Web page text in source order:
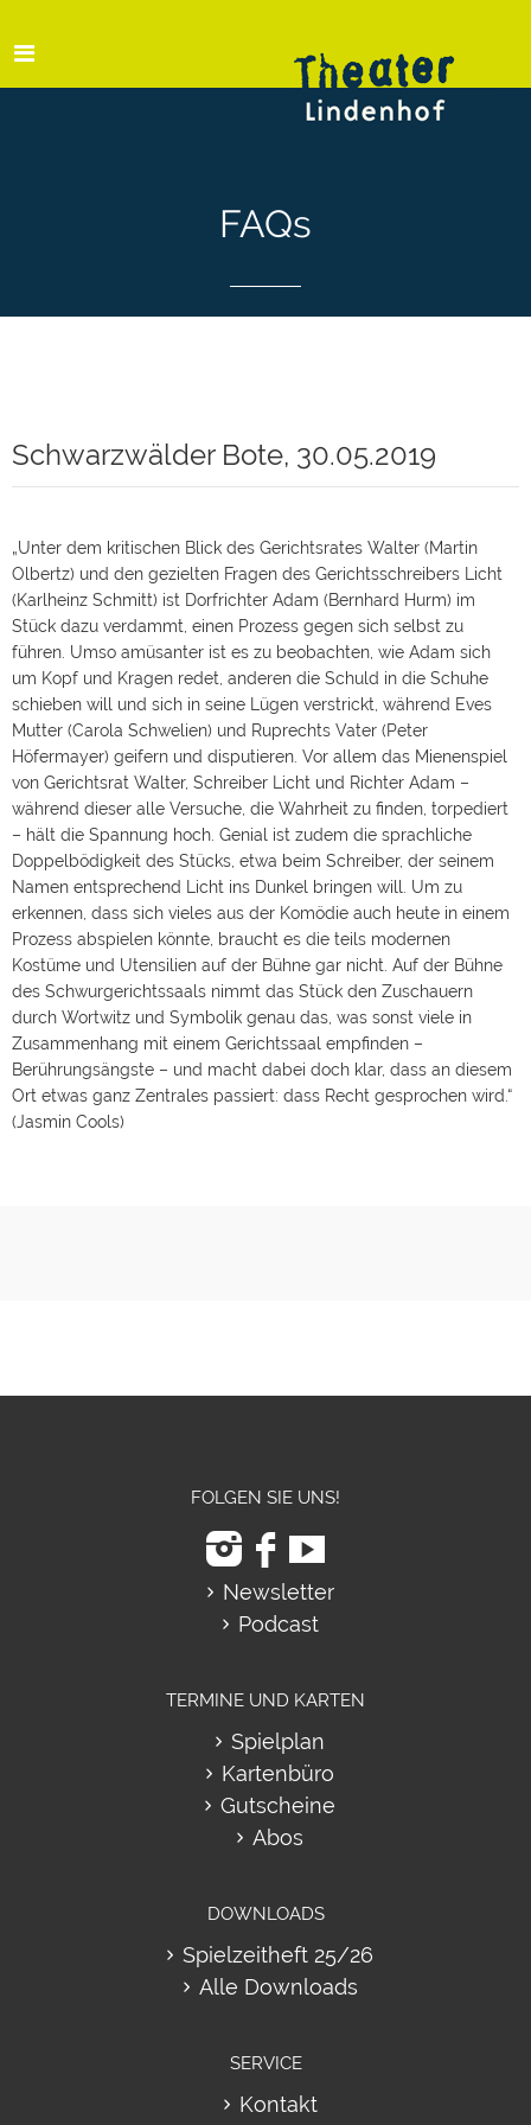
FAQs
Schwarzwälder Bote, 30.05.2019
„Unter dem kritischen Blick des Gerichtsrates Walter (Martin
Olbertz) und den gezielten Fragen des Gerichtsschreibers Licht
(Karlheinz Schmitt) ist Dorfrichter Adam (Bernhard Hurm) im
Stück dazu verdammt, einen Prozess gegen sich selbst zu
führen. Umso amüsanter ist es zu beobachten, wie Adam sich
um Kopf und Kragen redet, anderen die Schuld in die Schuhe
schieben will und sich in seine Lügen verstrickt, während Eves
Mutter (Carola Schwelien) und Ruprechts Vater (Peter
Höfermayer) geifern und disputieren. Vor allem das Mienenspiel
von Gerichtsrat Walter, Schreiber Licht und Richter Adam –
während dieser alle Versuche, die Wahrheit zu finden, torpediert
– hält die Spannung hoch. Genial ist zudem die sprachliche
Doppelbödigkeit des Stücks, etwa beim Schreiber, der seinem
Namen entsprechend Licht ins Dunkel bringen will. Um zu
erkennen, dass sich vieles aus der Komödie auch heute in einem
Prozess abspielen könnte, braucht es die teils modernen
Kostüme und Utensilien auf der Bühne gar nicht. Auf der Bühne
des Schwurgerichtssaals nimmt das Stück den Zuschauern
durch Wortwitz und Symbolik genau das, was sonst viele in
Zusammenhang mit einem Gerichtssaal empfinden –
Berührungsängste – und macht dabei doch klar, dass an diesem
Ort etwas ganz Zentrales passiert: dass Recht gesprochen wird.“
(Jasmin Cools)
FOLGEN SIE UNS!
Newsletter
Podcast
TERMINE UND KARTEN
Spielplan
Kartenbüro
Gutscheine
Abos
DOWNLOADS
Spielzeitheft 25/26
Alle Downloads
SERVICE
Kontakt